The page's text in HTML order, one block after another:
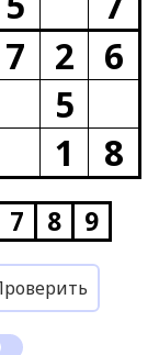
7 2
6
5
1
8
7 8 9